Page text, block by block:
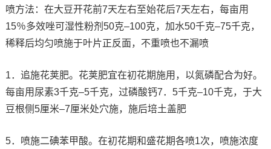
喷方法：在大豆开花前7天左右至始花后7天左右，每亩用
15％多效唑可湿性粉剂50克–100克，加水50千克–75千克，
稀释后均匀喷施于叶片正反面，不重喷也不漏喷
1．追施花荚肥。花荚肥宜在初花期施用，以氮磷配合为好。
每亩用尿素3千克–5千克，过磷酸钙7．5千克–10千克，于大
豆根侧5厘米–7厘米处穴施，施后培土盖肥
5．喷施二碘苯甲酸。在初花期和盛花期各喷1次，喷施浓度